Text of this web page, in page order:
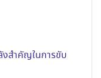
งสำคัญในการขับ